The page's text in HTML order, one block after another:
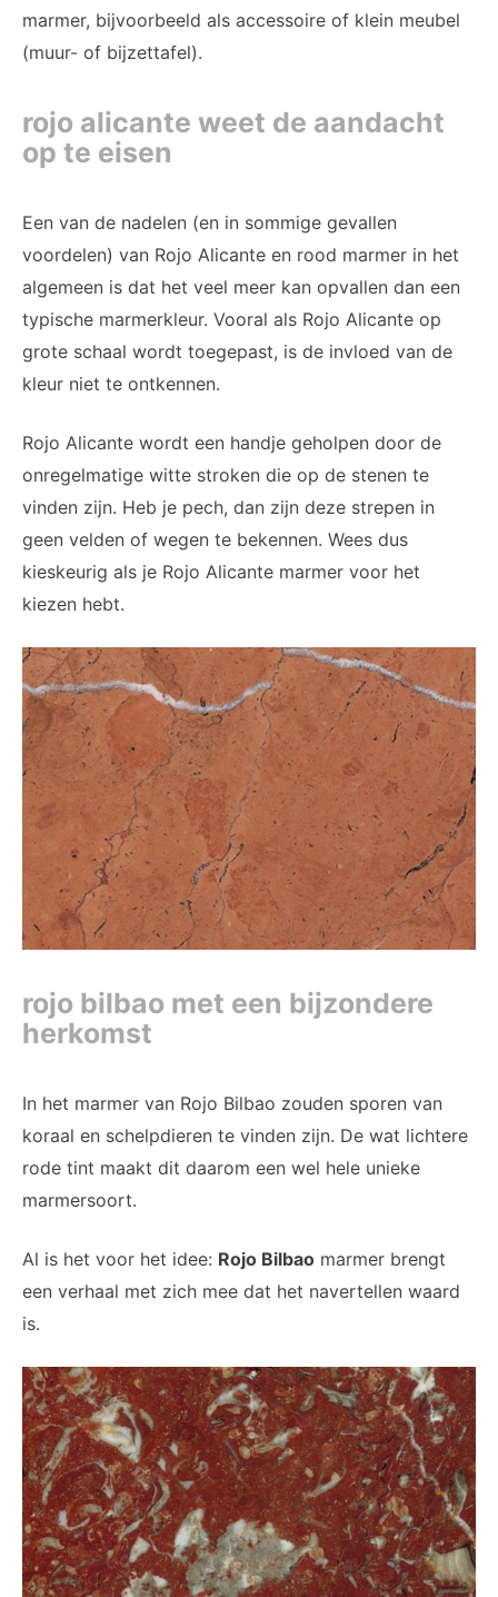
marmer, bijvoorbeeld als accessoire of klein meubel
(muur- of bijzettafel).
rojo alicante weet de aandacht
op te eisen
Een van de nadelen (en in sommige gevallen
voordelen) van Rojo Alicante en rood marmer in het
algemeen is dat het veel meer kan opvallen dan een
typische marmerkleur. Vooral als Rojo Alicante op
grote schaal wordt toegepast, is de invloed van de
kleur niet te ontkennen.
Rojo Alicante wordt een handje geholpen door de
onregelmatige witte stroken die op de stenen te
vinden zijn. Heb je pech, dan zijn deze strepen in
geen velden of wegen te bekennen. Wees dus
kieskeurig als je Rojo Alicante marmer voor het
kiezen hebt.
rojo bilbao met een bijzondere
herkomst
In het marmer van Rojo Bilbao zouden sporen van
koraal en schelpdieren te vinden zijn. De wat lichtere
rode tint maakt dit daarom een wel hele unieke
marmersoort.
Al is het voor het idee: Rojo Bilbao marmer brengt
een verhaal met zich mee dat het navertellen waard
is.